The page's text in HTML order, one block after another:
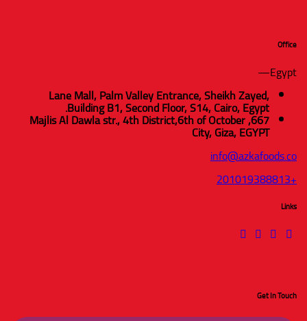
Office
Egypt—
Lane Mall, Palm Valley Entrance, Sheikh Zayed,
Building B1, Second Floor, S14, Cairo, Egypt.
667, Majlis Al Dawla str., 4th District,
6th of October
City, Giza, EGYPT
info@azkafoods.co
+201019388813
Links
Get In Touch